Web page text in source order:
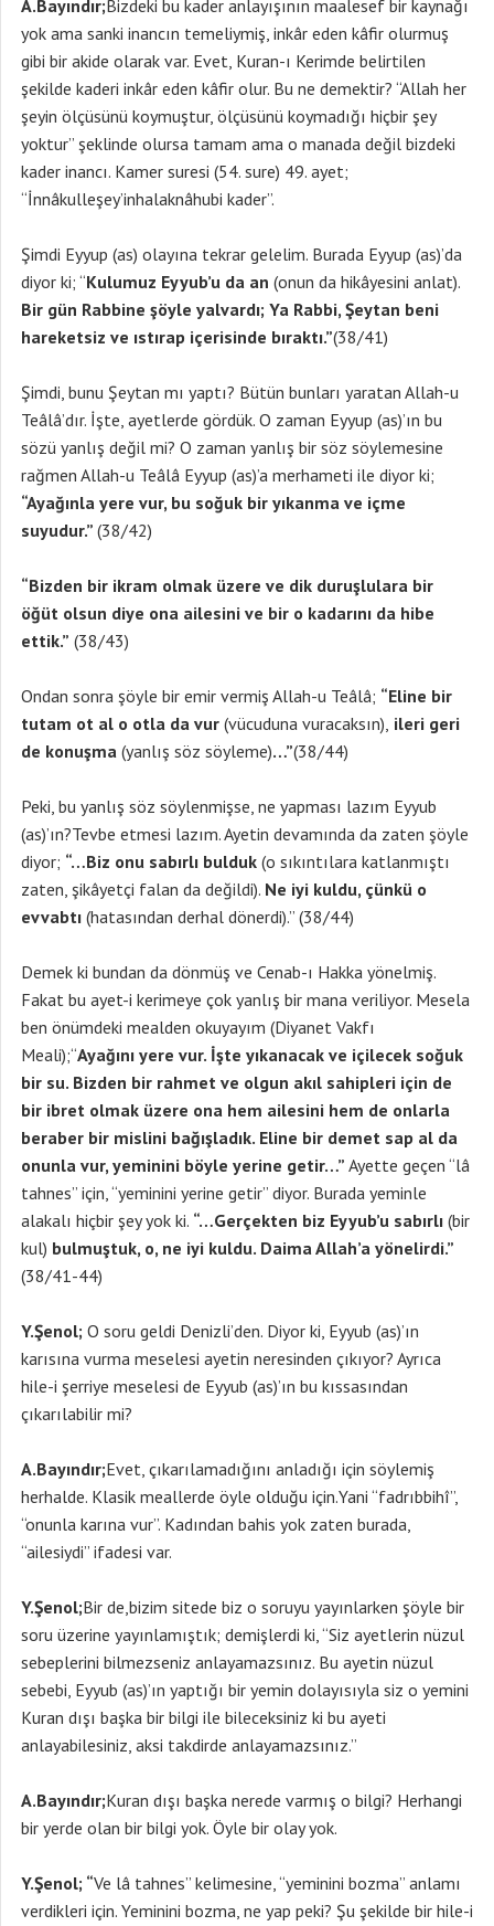
A.Bayındır;Bizdeki bu kader anlayışının maalesef bir kaynağı
yok ama sanki inancın temeliymiş, inkâr eden kâfir olurmuş
gibi bir akide olarak var. Evet, Kuran-ı Kerimde belirtilen
şekilde kaderi inkâr eden kâfir olur. Bu ne demektir? “Allah her
şeyin ölçüsünü koymuştur, ölçüsünü koymadığı hiçbir şey
yoktur” şeklinde olursa tamam ama o manada değil bizdeki
kader inancı. Kamer suresi (54. sure) 49. ayet;
“İnnâkulleşey’inhalaknâhubi kader”.
Şimdi Eyyup (as) olayına tekrar gelelim. Burada Eyyup (as)’da
diyor ki; “Kulumuz Eyyub’u da an (onun da hikâyesini anlat).
Bir gün Rabbine şöyle yalvardı; Ya Rabbi, Şeytan beni
hareketsiz ve ıstırap içerisinde bıraktı.”(38/41)
Şimdi, bunu Şeytan mı yaptı? Bütün bunları yaratan Allah-u
Teâlâ’dır. İşte, ayetlerde gördük. O zaman Eyyup (as)’ın bu
sözü yanlış değil mi? O zaman yanlış bir söz söylemesine
rağmen Allah-u Teâlâ Eyyup (as)’a merhameti ile diyor ki;
“Ayağınla yere vur, bu soğuk bir yıkanma ve içme
suyudur.” (38/42)
“Bizden bir ikram olmak üzere ve dik duruşlulara bir
öğüt olsun diye ona ailesini ve bir o kadarını da hibe
ettik.” (38/43)
Ondan sonra şöyle bir emir vermiş Allah-u Teâlâ; “Eline bir
tutam ot al o otla da vur (vücuduna vuracaksın), ileri geri
de konuşma (yanlış söz söyleme)…”(38/44)
Peki, bu yanlış söz söylenmişse, ne yapması lazım Eyyub
(as)’ın?Tevbe etmesi lazım. Ayetin devamında da zaten şöyle
diyor; “…Biz onu sabırlı bulduk (o sıkıntılara katlanmıştı
zaten, şikâyetçi falan da değildi). Ne iyi kuldu, çünkü o
evvabtı (hatasından derhal dönerdi).” (38/44)
Demek ki bundan da dönmüş ve Cenab-ı Hakka yönelmiş.
Fakat bu ayet-i kerimeye çok yanlış bir mana veriliyor. Mesela
ben önümdeki mealden okuyayım (Diyanet Vakfı
Meali);“Ayağını yere vur. İşte yıkanacak ve içilecek soğuk
bir su. Bizden bir rahmet ve olgun akıl sahipleri için de
bir ibret olmak üzere ona hem ailesini hem de onlarla
beraber bir mislini bağışladık. Eline bir demet sap al da
onunla vur, yeminini böyle yerine getir…” Ayette geçen “lâ
tahnes” için, “yeminini yerine getir” diyor. Burada yeminle
alakalı hiçbir şey yok ki. “…Gerçekten biz Eyyub’u sabırlı (bir
kul) bulmuştuk, o, ne iyi kuldu. Daima Allah’a yönelirdi.”
(38/41-44)
Y.Şenol; O soru geldi Denizli’den. Diyor ki, Eyyub (as)’ın
karısına vurma meselesi ayetin neresinden çıkıyor? Ayrıca
hile-i şerriye meselesi de Eyyub (as)’ın bu kıssasından
çıkarılabilir mi?
A.Bayındır;Evet, çıkarılamadığını anladığı için söylemiş
herhalde. Klasik meallerde öyle olduğu için.Yani “fadrıbbihî”,
“onunla karına vur”. Kadından bahis yok zaten burada,
“ailesiydi” ifadesi var.
Y.Şenol;Bir de,bizim sitede biz o soruyu yayınlarken şöyle bir
soru üzerine yayınlamıştık; demişlerdi ki, “Siz ayetlerin nüzul
sebeplerini bilmezseniz anlayamazsınız. Bu ayetin nüzul
sebebi, Eyyub (as)’ın yaptığı bir yemin dolayısıyla siz o yemini
Kuran dışı başka bir bilgi ile bileceksiniz ki bu ayeti
anlayabilesiniz, aksi takdirde anlayamazsınız.”
A.Bayındır;Kuran dışı başka nerede varmış o bilgi? Herhangi
bir yerde olan bir bilgi yok. Öyle bir olay yok.
Y.Şenol; “Ve lâ tahnes” kelimesine, “yeminini bozma” anlamı
verdikleri için. Yeminini bozma, ne yap peki? Şu şekilde bir hile-i